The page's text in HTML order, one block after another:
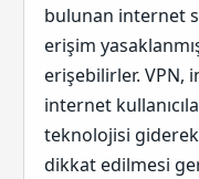
bulunan internet
erişim
erişebilirler. VPN,
internet
teknolojisi
dikkat edilmesi